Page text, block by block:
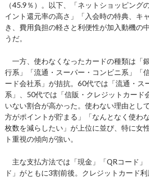
（45.9％）。以下、「ネットショッピング
イント還元率の高さ」「入会時の特典、キ
き、費用負担の軽さと利便性が加入動機の
うだ。
一方、使わなくなったカードの種類は「
行系」「流通・スーパー・コンビニ系」「
ード会社系」が拮抗。60代では「流通・ス
系」、50代では「信販・クレジットカード
いない割合が高かった。使わない理由とし
方がポイントが貯まる」「なんとなく使わ
枚数を減らしたい」が上位に並び、特に女
ト重視の傾向が強い。
主な支払方法では「現金」「QRコード」
ド」がともに3割前後。クレジットカード